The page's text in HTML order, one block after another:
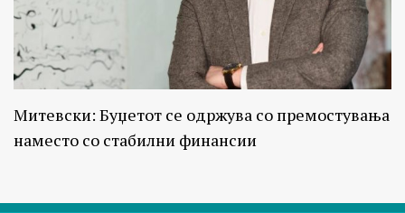
Митевски: Буџетот се одржува со премостувања
наместо со стабилни финансии